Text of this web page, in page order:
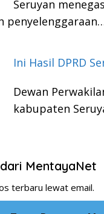
Seruyan
Ini Hasil DPRD
Dewan
kabupaten
MentayaNet
terbaru lewat email.